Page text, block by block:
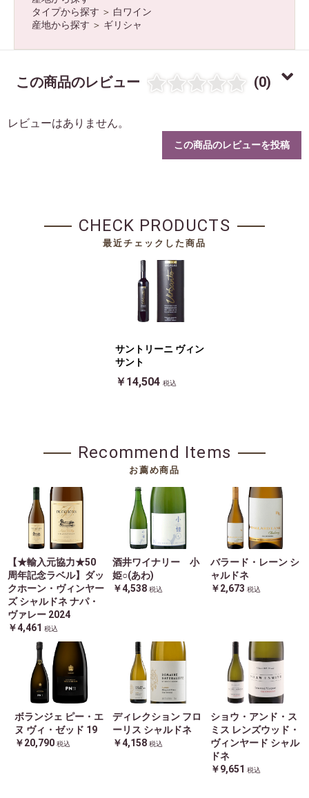
タイプから探す ＞ 白ワイン
産地から探す ＞ ギリシャ
この商品のレビュー (0)
レビューはありません。
この商品のレビューを投稿
CHECK PRODUCTS
最近チェックした商品
サントリーニ ヴィン
サント
￥14,504 税込
Recommend Items
お薦め商品
【★輸入元協力★50
周年記念ラベル】ダッ
クホーン・ヴィンヤー
ズ シャルドネ ナパ・
ヴァレー 2024
￥4,461 税込
酒井ワイナリー 小
姫○(あわ)
￥4,538 税込
バラード・レーン シ
ャルドネ
￥2,673 税込
ボランジェ ピー・エ
ヌ ヴィ・ゼッド 19
￥20,790 税込
ディレクション フロ
ーリス シャルドネ
￥4,158 税込
ショウ・アンド・ス
ミス レンズウッド・
ヴィンヤード シャル
ドネ
￥9,651 税込